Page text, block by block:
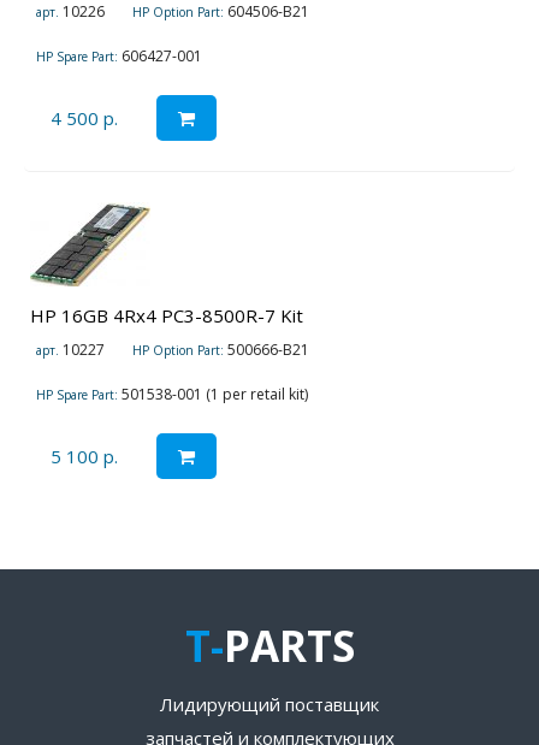
арт. 10226 HP Option Part: 604506-B21
HP Spare Part: 606427-001
4 500 р.
HP 16GB 4Rx4 PC3-8500R-7 Kit
арт. 10227 HP Option Part: 500666-B21
HP Spare Part: 501538-001 (1 per retail kit)
5 100 р.
T-PARTS
Лидирующий поставщик
запчастей и комплектующих